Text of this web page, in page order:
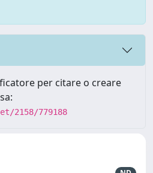
per citare o creare
2158/779188